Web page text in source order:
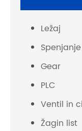
Ležaj
Spenjanje
Gear
PLC
Ventil in
Žagin list